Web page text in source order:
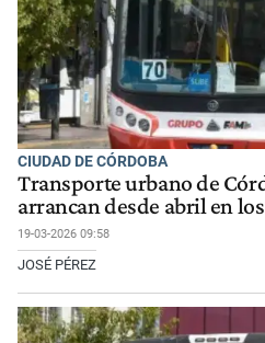
CIUDAD DE CÓRDOBA
Transporte urbano de
arrancan desde abril en
19-03-2026 09:58
JOSÉ PÉREZ